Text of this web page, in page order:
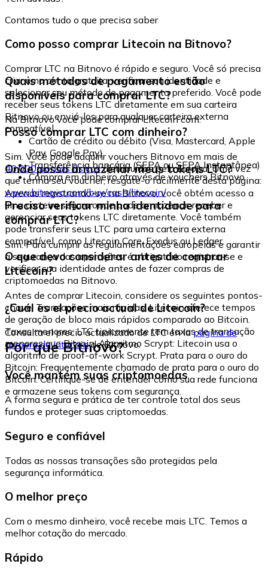
Contamos tudo o que precisa saber
Como posso comprar Litecoin na Bitnovo?
Comprar LTC na Bitnovo é rápido e seguro. Você só precisa
criar uma conta gratuita, verificar sua identidade e
selecionar seu método de pagamento preferido. Você pode
receber seus tokens LTC diretamente em sua carteira
Bitnovo ou enviá-los para qualquer carteira externa
compatível.
Quais métodos de pagamento estão
disponíveis para comprar LTC?
Na Bitnovo você pode comprar Litecoin com:
Cartão de crédito ou débito (Visa, Mastercard, Apple
Pay, Google Pay)
Transferência bancária (SEPA ou SEPA Instantânea)
Compra em dinheiro através de vouchers Bitnovo
Posso comprar LTC com dinheiro?
Sim. Você pode adquirir vouchers Bitnovo em mais de
40.000 pontos físicosdistribuídos pela Europa. Uma vez
que tenha seu voucher, resgate-o facilmente desta página:
www.bitnovo.com/buy/cash/litecoin/
Onde posso armazenar meus tokens LTC?
Apenas registrando-se na Bitnovo, você obtém acesso a
uma carteira segura onde pode armazenar, receber e
gerenciar seus tokens LTC diretamente. Você também
pode transferir seus LTC para uma carteira externa
compatível, como Litecoin Core, Exodus ou Ledger.
Preciso verificar minha identidade para
comprar LTC?
Sim. Para cumprir as regulamentações europeias e garantir
a segurança das operações, é obrigatório registrar-se e
verificar sua identidade antes de fazer compras de
criptomoedas na Bitnovo.
O que devo considerar antes de comprar
Litecoin?
Antes de comprar Litecoin, considere os seguintes pontos-
chave: Transações mais rápidas: Litecoin oferece tempos
de geração de bloco mais rápidos comparado ao Bitcoin.
Taxas menores: LTC tipicamente tem taxas de transação
menores que Bitcoin. Algoritmo Scrypt: Litecoin usa o
algoritmo de proof-of-work Scrypt. Prata para o ouro do
Bitcoin: Frequentemente chamado de prata para o ouro do
Bitcoin. Certifique-se de entender como sua rede funciona
e armazene seus tokens com segurança.
¿Cuál es el precio actual de Litecoin?
Consulta el precio actualizado de LTC en lapágina de
compra de Litecoinde Bitnovo.
Por que Bitnovo?
Você mantém suas criptomoedas
A forma segura e prática de ter controle total dos seus
fundos e proteger suas criptomoedas.
Seguro e confiável
Todas as nossas transações são protegidas pela
segurança informática.
O melhor preço
Com o mesmo dinheiro, você recebe mais LTC. Temos a
melhor cotação do mercado.
Rápido